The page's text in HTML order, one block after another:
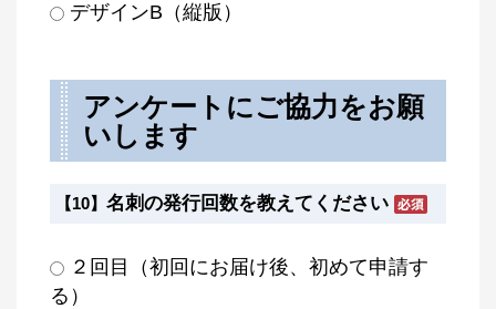
デザインB（縦版）
アンケートにご協力をお願
いします
【10】 名刺の発行回数を教えてください
２回目（初回にお届け後、初めて申請す
る）